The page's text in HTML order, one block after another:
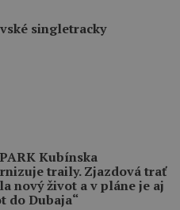
singletracky
Kubínska
traily. Zjazdová trať
nový život a v pláne je aj
do Dubaja“